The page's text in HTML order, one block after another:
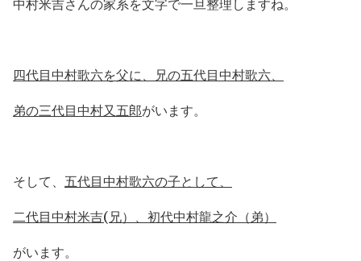
中村米吉さんの家系を文字で一旦整理しますね。
四代目中村歌六を父に、兄の五代目中村歌六、
弟の三代目中村又五郎がいます。
そして、 五代目中村歌六の子として、
二代目中村米吉(兄）、初代中村龍之介（弟）
がいます。